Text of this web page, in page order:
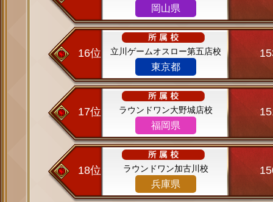
岡山県
16位 立川ゲームオスロー第五店校
東京都
17位 ラウンドワン大野城店校
福岡県
18位 ラウンドワン加古川校
兵庫県